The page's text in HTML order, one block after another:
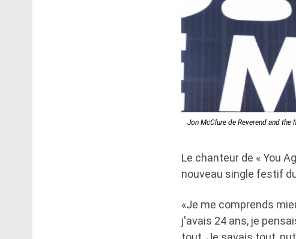
Jon McClure de Reverend and
Le chanteur de « You
nouveau single festif
«Je me comprends
j'avais 24 ans, je